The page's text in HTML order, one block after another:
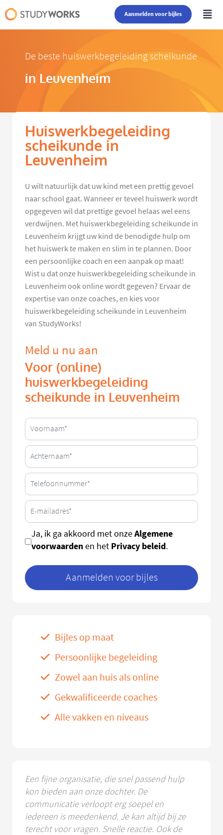
Aanmelden voor bijles
De beste huiswerkbegeleiding scheikunde
in Leuvenheim
Huiswerkbegeleiding
scheikunde in
Leuvenheim
U wilt natuurlijk dat uw kind met een prettig gevoel
naar school gaat. Wanneer er teveel huiswerk wordt
opgegeven wil dat prettige gevoel helaas wel eens
verdwijnen. Met huiswerkbegeleiding scheikunde in
Leuvenheim krijgt uw kind de benodigde hulp om
het huiswerk te maken en slim in te plannen. Door
een persoonlijke coach en een aanpak op maat!
Wist u dat onze huiswerkbegeleiding scheikunde in
Leuvenheim ook online wordt gegeven? Ervaar de
expertise van onze coaches, en kies voor
huiswerkbegeleiding scheikunde in Leuvenheim
van StudyWorks!
Meld u nu aan
Voor (online)
huiswerkbegeleiding
scheikunde in Leuvenheim
Ja, ik ga akkoord met onzeAlgemene
voorwaardenen het Privacy beleid.
Aanmelden voor bijles
Bijles op maat
Persoonlijke begeleiding
Zowel aan huis als online
Gekwalificeerde coaches
Alle vakken en niveaus
Een fijne organisatie, die snel passend hulp
kon bieden aan onze dochter. De
communicatie verloopt erg soepel en
iedereen is meedenkend. Je kan altijd bij ze
terecht voor vragen. Snelle reactie. Ook de